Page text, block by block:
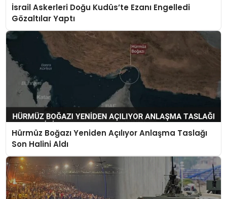
İsrail Askerleri Doğu Kudüs’te Ezanı Engelledi
Gözaltılar Yaptı
Hürmüz Boğazı Yeniden Açılıyor Anlaşma Taslağı
Son Halini Aldı